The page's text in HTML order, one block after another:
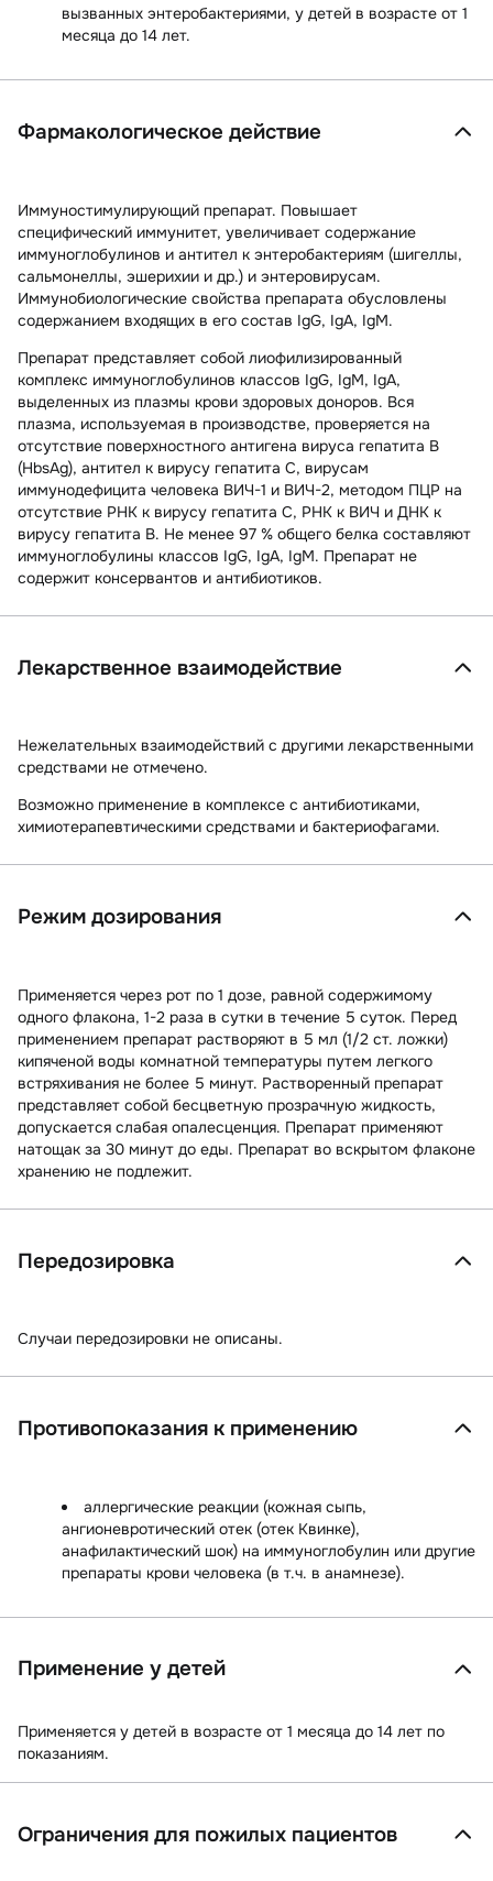
вызванных энтеробактериями, у детей в возрасте от 1
месяца до 14 лет.
Фармакологическое действие
Иммуностимулирующий препарат. Повышает
специфический иммунитет, увеличивает содержание
иммуноглобулинов и антител к энтеробактериям (шигеллы,
сальмонеллы, эшерихии и др.) и энтеровирусам.
Иммунобиологические свойства препарата обусловлены
содержанием входящих в его состав IgG, IgA, IgM.
Препарат представляет собой лиофилизированный
комплекс иммуноглобулинов классов IgG, IgM, IgA,
выделенных из плазмы крови здоровых доноров. Вся
плазма, используемая в производстве, проверяется на
отсутствие поверхностного антигена вируса гепатита В
(HbsAg), антител к вирусу гепатита С, вирусам
иммунодефицита человека ВИЧ-1 и ВИЧ-2, методом ПЦР на
отсутствие РНК к вирусу гепатита С, РНК к ВИЧ и ДНК к
вирусу гепатита В. Не менее 97 % общего белка составляют
иммуноглобулины классов IgG, IgA, IgM. Препарат не
содержит консервантов и антибиотиков.
Лекарственное взаимодействие
Нежелательных взаимодействий с другими лекарственными
средствами не отмечено.
Возможно применение в комплексе с антибиотиками,
химиотерапевтическими средствами и бактериофагами.
Режим дозирования
Применяется через рот по 1 дозе, равной содержимому
одного флакона, 1-2 раза в сутки в течение 5 суток. Перед
применением препарат растворяют в 5 мл (1/2 ст. ложки)
кипяченой воды комнатной температуры путем легкого
встряхивания не более 5 минут. Растворенный препарат
представляет собой бесцветную прозрачную жидкость,
допускается слабая опалесценция. Препарат применяют
натощак за 30 минут до еды. Препарат во вскрытом флаконе
хранению не подлежит.
Передозировка
Случаи передозировки не описаны.
Противопоказания к применению
аллергические реакции (кожная сыпь,
ангионевротический отек (отек Квинке),
анафилактический шок) на иммуноглобулин или другие
препараты крови человека (в т.ч. в анамнезе).
Применение у детей
Применяется у детей в возрасте от 1 месяца до 14 лет по
показаниям.
Ограничения для пожилых пациентов